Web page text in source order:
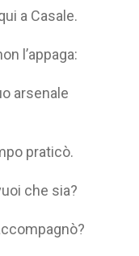
a Casale.
l’appaga:
arsenale
praticò.
che sia?